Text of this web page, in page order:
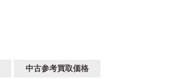
中古参考買取価格